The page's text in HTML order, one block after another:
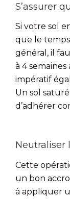
S’assurer
Si votre sol
que le
général, il
à 4
impératif
Un sol
d’adhérer
Neutraliser
Cette
un bon
à appliquer